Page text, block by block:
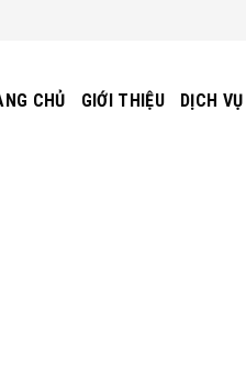
CHỦ GIỚI THIỆU DỊCH VỤ